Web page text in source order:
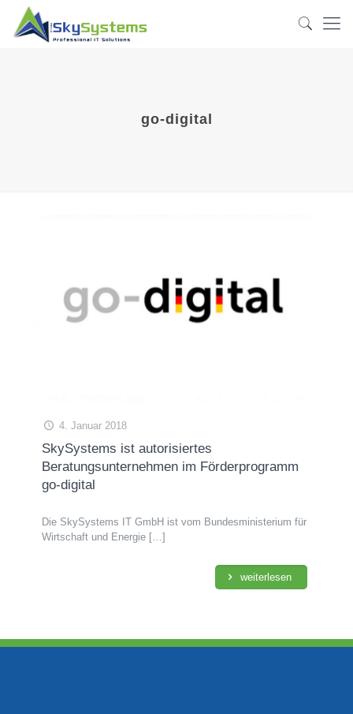
go-digital
4. Januar 2018
SkySystems ist autorisiertes
Beratungsunternehmen im Förderprogramm
go-digital
Die SkySystems IT GmbH ist vom Bundesministerium für
Wirtschaft und Energie […]
weiterlesen